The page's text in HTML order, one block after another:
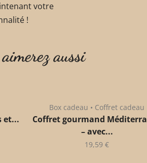
votre
!
aussi
et...
Box cadeau • Coffret cadeau
Coffret gourmand
– avec...
19,59 €